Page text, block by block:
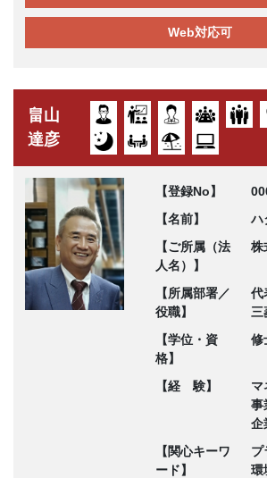
Web対応可
畠山
達彦
【登録No】
【名前】
ハ
【ご所属（法
人名）】
株
【所属部署／
役職】
代
三
【学位・資
格】
修
【経 験】
マ
事
企
【関心キーワ
ード】
プ
環